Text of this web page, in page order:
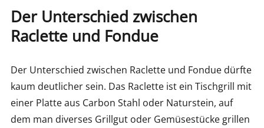
Der Unterschied zwischen
Raclette und Fondue
Der Unterschied zwischen Raclette und Fondue dürfte
kaum deutlicher sein. Das Raclette ist ein Tischgrill mit
einer Platte aus Carbon Stahl oder Naturstein, auf
dem man diverses Grillgut oder Gemüsestücke grillen